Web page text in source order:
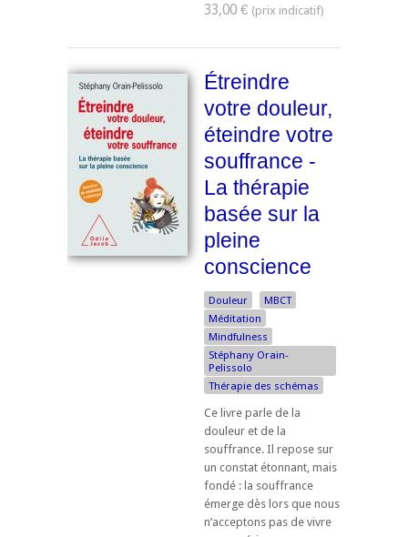
33,00 €
Étreindre
votre douleur,
éteindre votre
souffrance -
La thérapie
basée sur la
pleine
conscience
Douleur
MBCT
Méditation
Mindfulness
Stéphany Orain-
Pelissolo
Thérapie des schémas
Ce livre parle de la
douleur et de la
souffrance. Il repose sur
un constat étonnant, mais
fondé : la souffrance
émerge dès lors que nous
n’acceptons pas de vivre